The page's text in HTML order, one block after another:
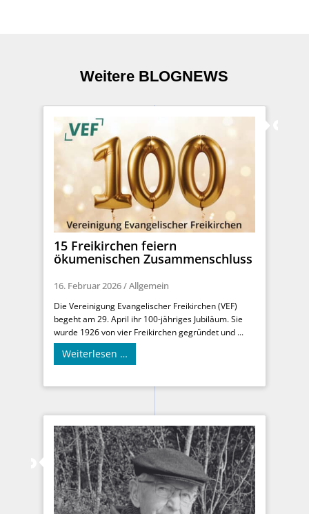
Weitere BLOGNEWS
15 Freikirchen feiern
ökumenischen Zusammenschluss
16. Februar 2026/Allgemein
Die Vereinigung Evangelischer Freikirchen (VEF)
begeht am 29. April ihr 100-jähriges Jubiläum. Sie
wurde 1926 von vier Freikirchen gegründet und ...
Weiterlesen …